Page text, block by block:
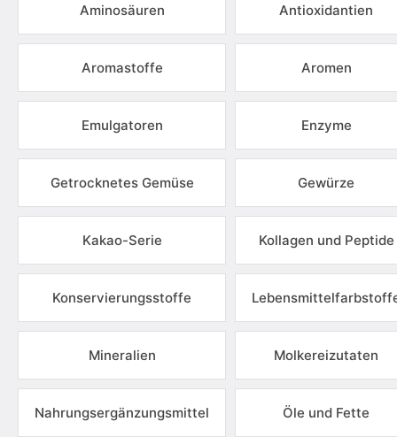
Aminosäuren Antioxidantien
Aromastoffe Aromen
Emulgatoren Enzyme
Getrocknetes Gemüse Gewürze
Kakao-Serie Kollagen und Peptide
Konservierungsstoffe
Mineralien Molkereizutaten
Nahrungsergänzungsmittel Öle und Fette